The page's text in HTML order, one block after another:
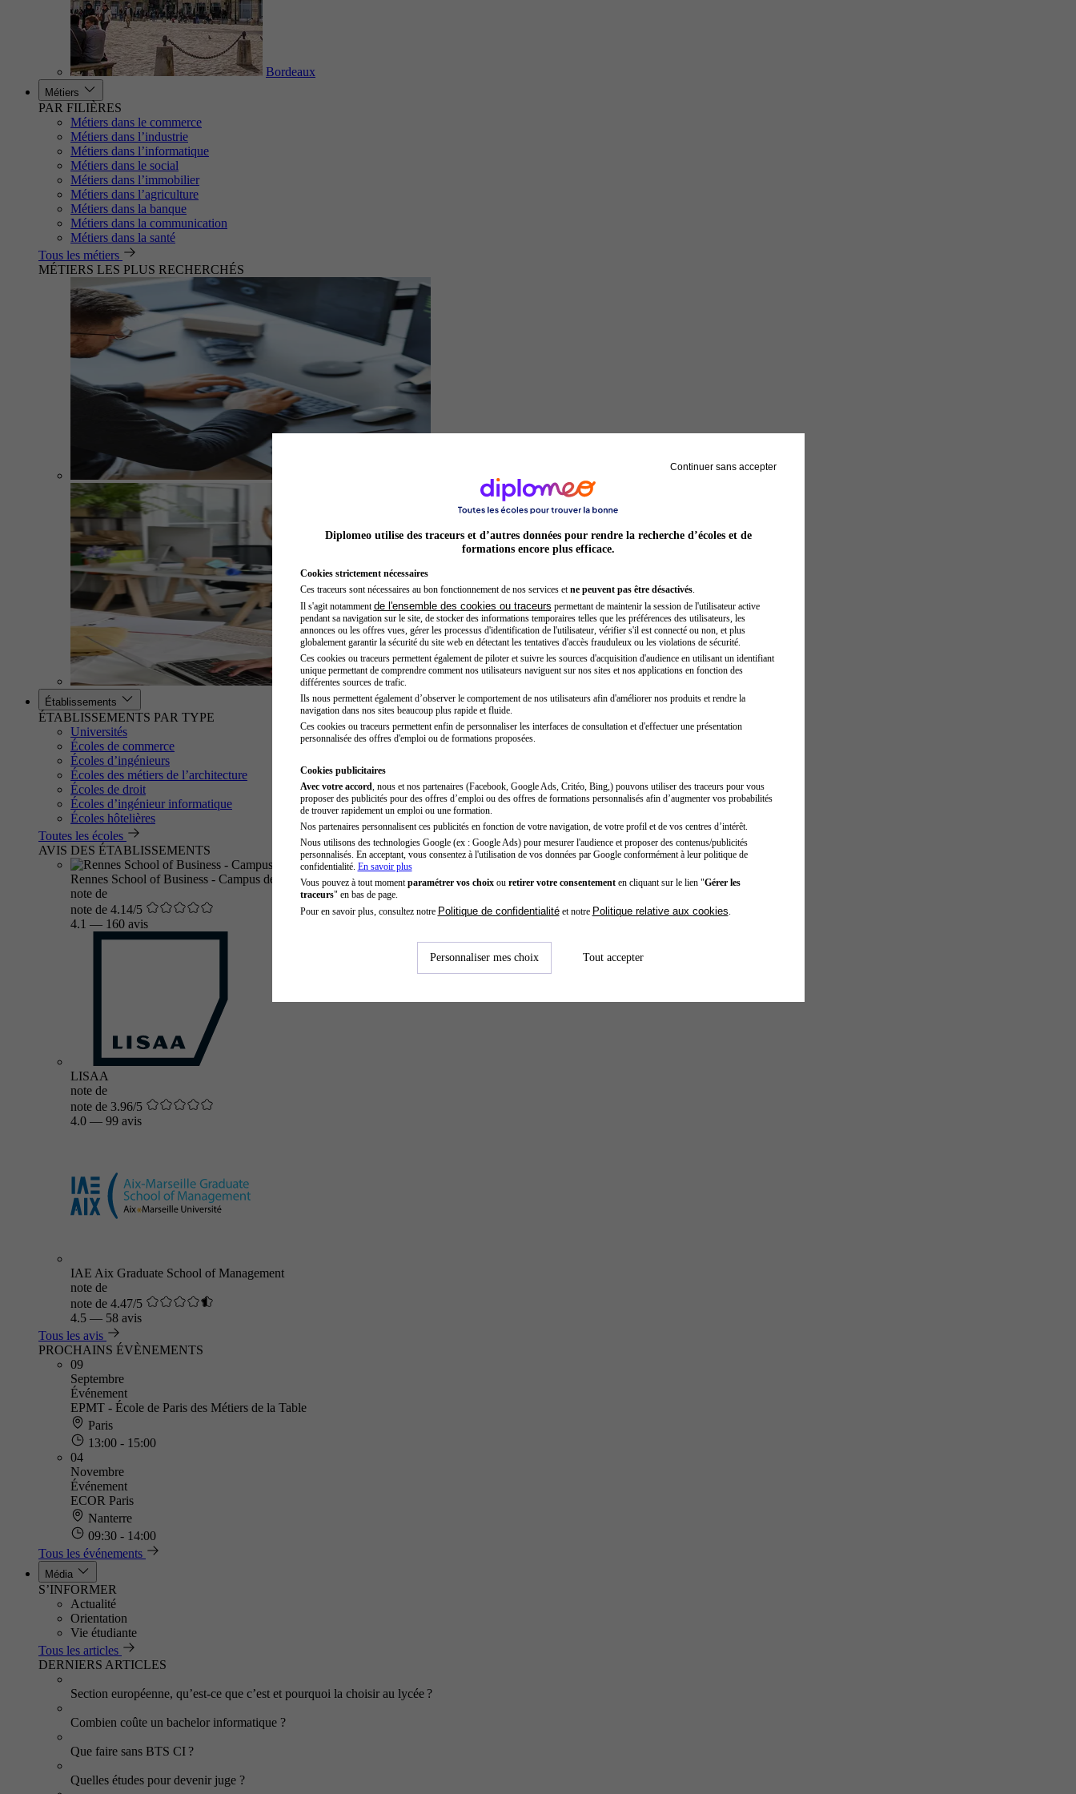
Bordeaux
Métiers
PAR FILIÈRES
Métiers dans le commerce
Métiers dans l’industrie
Métiers dans l’informatique
Métiers dans le social
Métiers dans l’immobilier
Métiers dans l’agriculture
Métiers dans la banque
Métiers dans la communication
Métiers dans la santé
Tous les métiers
MÉTIERS LES PLUS RECHERCHÉS
Développeur web
Établissements
ÉTABLISSEMENTS PAR TYPE
Universités
Écoles de commerce
Écoles d’ingénieurs
Écoles des métiers de l’architecture
Écoles de droit
Écoles d’ingénieur informatique
Écoles hôtelières
Toutes les écoles
AVIS DES ÉTABLISSEMENTS
Rennes School of Business - Campus de Rennes
note de
note de 4.14/5
4.1 — 160 avis
LISAA
note de
note de 3.96/5
4.0 — 99 avis
IAE Aix Graduate School of Management
note de
note de 4.47/5
4.5 — 58 avis
Tous les avis
PROCHAINS ÉVÈNEMENTS
09
Septembre
Événement
EPMT - École de Paris des Métiers de la Table
Paris
13:00 - 15:00
04
Novembre
Événement
ECOR Paris
Nanterre
09:30 - 14:00
Tous les événements
Média
S’INFORMER
Actualité
Orientation
Vie étudiante
Tous les articles
DERNIERS ARTICLES
Section européenne, qu’est-ce que c’est et pourquoi la choisir au lycée ?
Combien coûte un bachelor informatique ?
Que faire sans BTS CI ?
Quelles études pour devenir juge ?
Continuer sans accepter
Diplomeo utilise des traceurs et d’autres données pour rendre la recherche d’écoles et de
formations encore plus efficace.
Cookies strictement nécessaires
Ces traceurs sont nécessaires au bon fonctionnement de nos services et ne peuvent pas être désactivés.
Il s'agit notamment de l'ensemble des cookies ou traceurs permettant de maintenir la session de l'utilisateur active
pendant sa navigation sur le site, de stocker des informations temporaires telles que les préférences des utilisateurs, les
annonces ou les offres vues, gérer les processus d'identification de l'utilisateur, vérifier s'il est connecté ou non, et plus
globalement garantir la sécurité du site web en détectant les tentatives d'accès frauduleux ou les violations de sécurité.
Ces cookies ou traceurs permettent également de piloter et suivre les sources d'acquisition d'audience en utilisant un identifiant
unique permettant de comprendre comment nos utilisateurs naviguent sur nos sites et nos applications en fonction des
différentes sources de trafic.
Ils nous permettent également d’observer le comportement de nos utilisateurs afin d'améliorer nos produits et rendre la
navigation dans nos sites beaucoup plus rapide et fluide.
Ces cookies ou traceurs permettent enfin de personnaliser les interfaces de consultation et d'effectuer une présentation
personnalisée des offres d'emploi ou de formations proposées.
Cookies publicitaires
Avec votre accord , nous et nos partenaires (Facebook, Google Ads, Critéo, Bing,) pouvons utiliser des traceurs pour vous
proposer des publicités pour des offres d’emploi ou des offres de formations personnalisés afin d’augmenter vos probabilités
de trouver rapidement un emploi ou une formation.
Nos partenaires personnalisent ces publicités en fonction de votre navigation, de votre profil et de vos centres d’intérêt.
Nous utilisons des technologies Google (ex : Google Ads) pour mesurer l'audience et proposer des contenus/publicités
personnalisés. En acceptant, vous consentez à l'utilisation de vos données par Google conformément à leur politique de
confidentialité. En savoir plus
Vous pouvez à tout moment paramétrer vos choixou retirer votre consentementen cliquant sur le lien "Gérer les
traceurs" en bas de page.
Pour en savoir plus, consultez notre Politique de confidentialitéet notre Politique relative aux cookies
Personnaliser mes choix Tout accepter